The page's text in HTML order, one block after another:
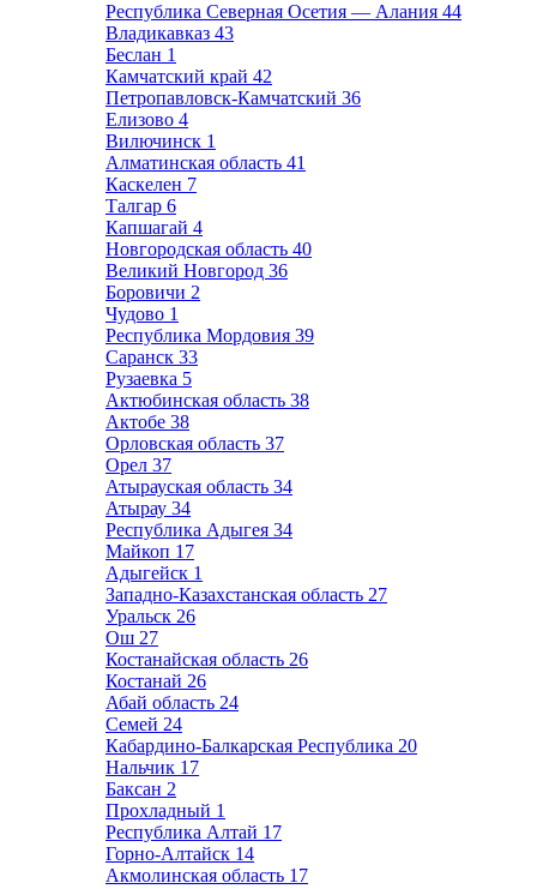
Республика Северная Осетия — Алания 44
Владикавказ 43
Беслан 1
Камчатский край 42
Петропавловск-Камчатский 36
Елизово 4
Вилючинск 1
Алматинская область 41
Каскелен 7
Талгар 6
Капшагай 4
Новгородская область 40
Великий Новгород 36
Боровичи 2
Чудово 1
Республика Мордовия 39
Саранск 33
Рузаевка 5
Актюбинская область 38
Актобе 38
Орловская область 37
Орел 37
Атырауская область 34
Атырау 34
Республика Адыгея 34
Майкоп 17
Адыгейск 1
Западно-Казахстанская область 27
Уральск 26
Ош 27
Костанайская область 26
Костанай 26
Абай область 24
Семей 24
Кабардино-Балкарская Республика 20
Нальчик 17
Баксан 2
Прохладный 1
Республика Алтай 17
Горно-Алтайск 14
Акмолинская область 17